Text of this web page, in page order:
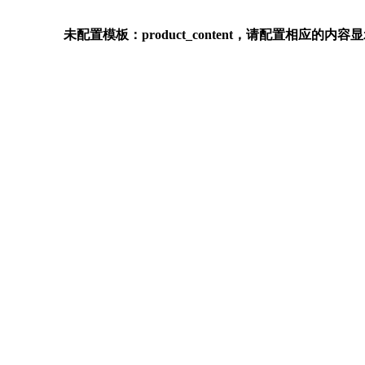
未配置模板：product_content，请配置相应的内容